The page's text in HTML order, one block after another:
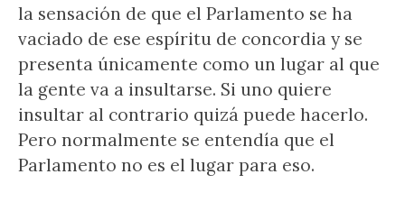
la sensación de que el Parlamento se ha
vaciado de ese espíritu de concordia y se
presenta únicamente como un lugar al que
la gente va a insultarse. Si uno quiere
insultar al contrario quizá puede hacerlo.
Pero normalmente se entendía que el
Parlamento no es el lugar para eso.